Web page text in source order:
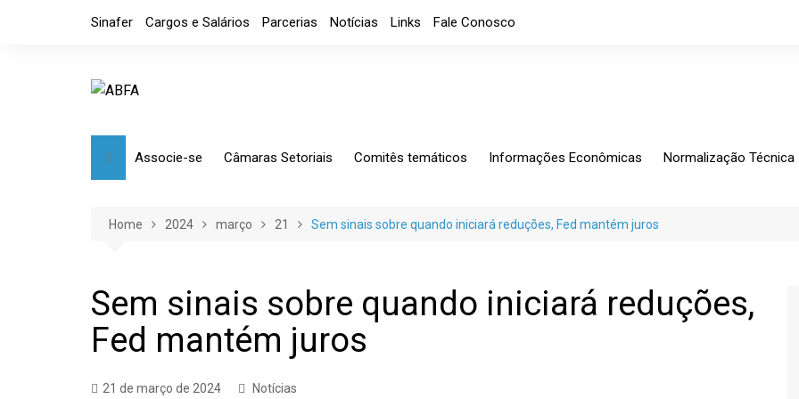
Sinafer Cargos e Salários Parcerias Notícias Links Fale Conosco
Associe-se
Requerimento
Câmaras Setoriais
Artefatos Metálicos
Ferramentas de Usinagem
Usinagem
Câmara de Distribuidores
Comitês temáticos
Etiquetagem
Informações Econômicas
Análises
Indicadores Econômicos
Normalização Técnica
Notícias
Home 2024 março 21 Sem sinais sobre quando iniciará reduções, Fed mantém juros
Sem sinais sobre quando iniciará reduções,
Fed mantém juros
21 de março de 2024 Notícias